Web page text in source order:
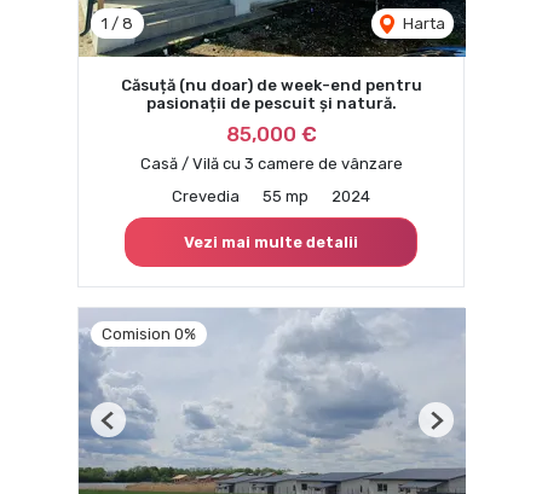
1 / 8 Harta
Căsuță (nu doar) de week-end pentru
pasionații de pescuit și natură.
85,000 €
Casă / Vilă cu 3 camere de vânzare
Crevedia
55 mp 2024
Vezi mai multe detalii
Comision 0%
Previous Next